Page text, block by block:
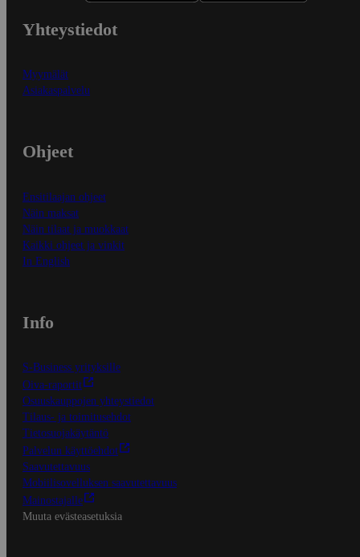
Yhteystiedot
Myymälät
Asiakaspalvelu
Ohjeet
Ensitilaajan ohjeet
Näin maksat
Näin tilaat ja muokkaat
Kaikki ohjeet ja vinkit
In English
Info
S-Business yrityksille
Oiva-raportit
Osuuskauppojen yhteystiedot
Tilaus- ja toimitusehdot
Tietosuojakäytäntö
Palvelun käyttöehdot
Saavutettavuus
Mobiilisovelluksen saavutettavuus
Mainostajalle
Muuta evästeasetuksia